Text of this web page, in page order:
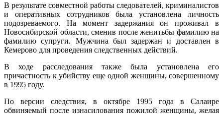
В результате совместной работы следователей, криминалистов
и оперативных сотрудников была установлена личность
подозреваемого. На момент задержания он проживал в
Новосибирской области, сменив после женитьбы фамилию на
фамилию супруги. Мужчина был задержан и доставлен в
Кемерово для проведения следственных действий.
В ходе расследования также была установлена его
причастность к убийству еще одной женщины, совершенному
в 1995 году.
По версии следствия, в октябре 1995 года в Салаире
обвиняемый после изнасилования пожилой женщины, желая